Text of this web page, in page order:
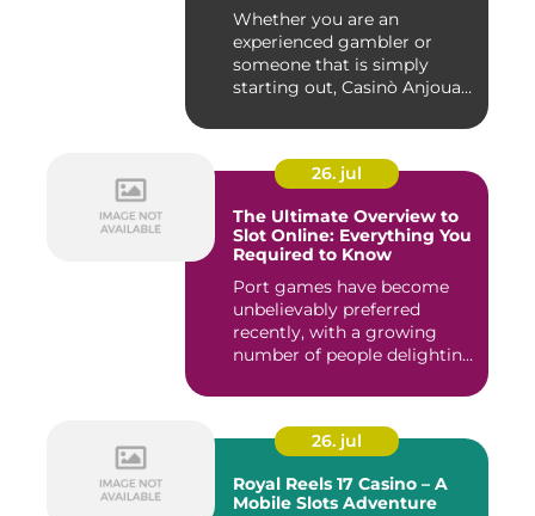
Whether you are an
experienced gambler or
someone that is simply
starting out, Casinò Anjouan
26. jul
The Ultimate Overview to
Slot Online: Everything You
Required to Know
Port games have become
unbelievably preferred
recently, with a growing
number of people delighting
26. jul
Royal Reels 17 Casino – A
Mobile Slots Adventure